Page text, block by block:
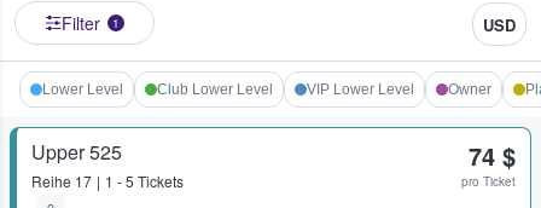
Filter 1 USD
Lower Level Club Lower Level VIP Lower Level Owner
Upper 525
Reihe 17 1 - 5 Tickets
74 $
pro Ticket